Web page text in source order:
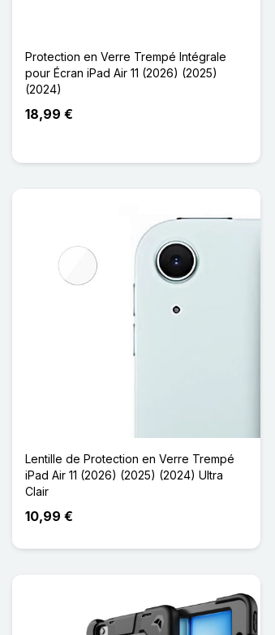
Protection en Verre Trempé Intégrale
pour Écran iPad Air 11 (2026) (2025)
(2024)
18,99 €
Lentille de Protection en Verre Trempé
iPad Air 11 (2026) (2025) (2024) Ultra
Clair
10,99 €